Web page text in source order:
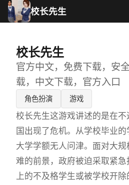
校长先生
校长先生
官方中文，免费下载，安
载，中文下载，官方入口
角色扮演 游戏
校长先生这游戏讲述的是在
国出现了危机。从学校毕业的
大学学额无人问津。面对大
难的前景，政府被迫采取紧
上的不及格学生或被学校开